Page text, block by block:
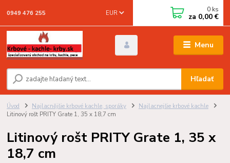
Menu
EUR
Hľadať
0949 476 255 0 ks
za 0,00 €
Úvod Najlacnějšie krbové kachle, sporáky
Najlacnejšie krbové kachle
Litinový rošt PRITY Grate 1, 35 x 18,7 cm
Litinový rošt PRITY Grate 1, 35 x
18,7 cm